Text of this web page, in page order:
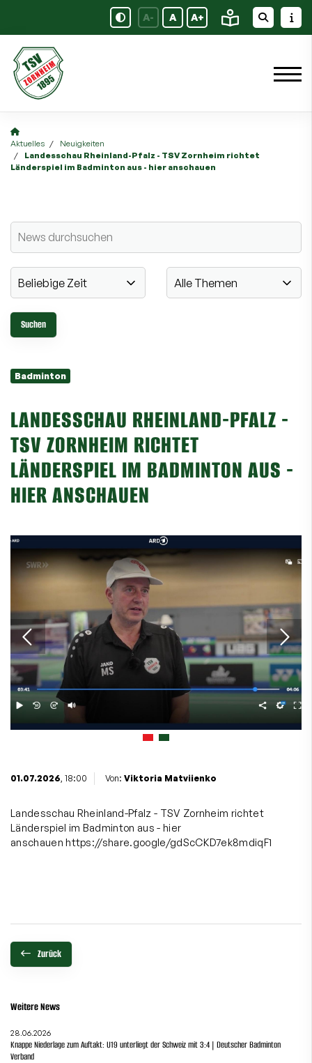
A- A A+
Aktuelles
Neuigkeiten
Landesschau Rheinland-Pfalz - TSV Zornheim richtet
Länderspiel im Badminton aus - hier anschauen
Badminton
LANDESSCHAU RHEINLAND-PFALZ -
TSV ZORNHEIM RICHTET
LÄNDERSPIEL IM BADMINTON AUS -
HIER ANSCHAUEN
01.07.2026, 18:00 Von: Viktoria Matviienko
Landesschau Rheinland-Pfalz - TSV Zornheim richtet
Länderspiel im Badminton aus - hier
anschauenhttps://share.google/gdScCKD7ek8mdiqF1
Zurück
Weitere News
28.06.2026
Knappe Niederlage zum Auftakt: U19 unterliegt der Schweiz mit 3:4 | Deutscher Badminton
Verband